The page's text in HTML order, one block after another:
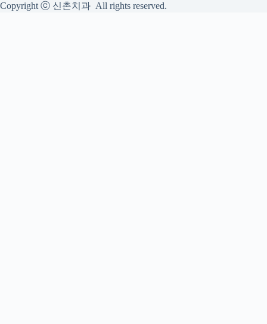
Copyright ⓒ 신촌치과 All rights reserved.